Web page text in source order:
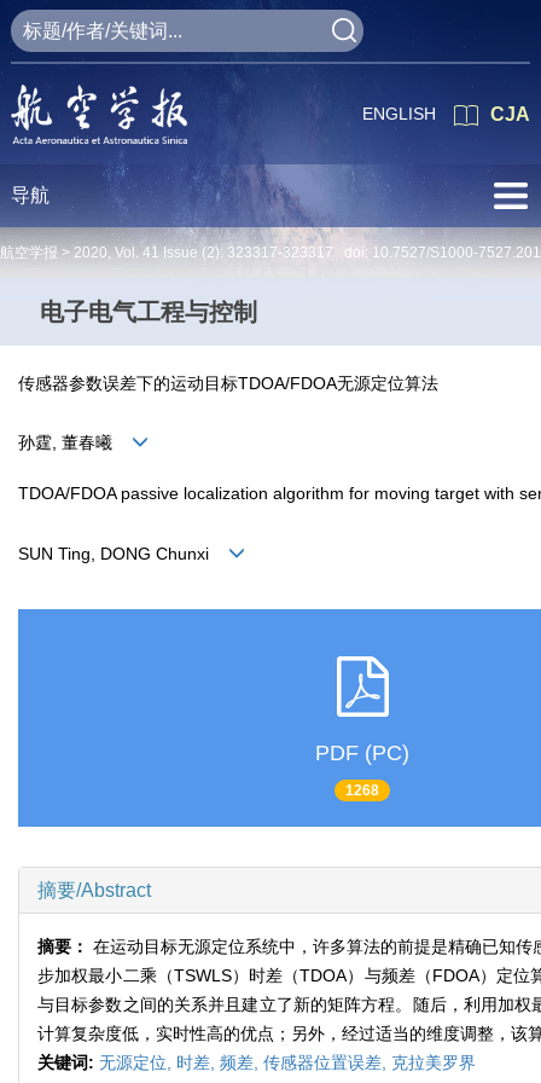
CJA
ENGLISH
导航
航空学报 > 2020, Vol. 41 Issue (2): 323317-323317 doi: 10.7527/S1000-
电子电气工程与控制
传感器参数误差下的运动目标TDOA/FDOA无源定位算法
孙霆, 董春曦
TDOA/FDOA passive localization algorithm for moving target with
SUN Ting, DONG Chunxi
PDF (PC)
1268
摘要/Abstract
摘要： 在运动目标无源定位系统中，许多算法的前提是精确已知
步加权最小二乘（TSWLS）时差（TDOA）与频差（FDOA）定
与目标参数之间的关系并且建立了新的矩阵方程。随后，利用加
计算复杂度低，实时性高的优点；另外，经过适当的维度调整，
关键词: 无源定位, 时差, 频差, 传感器位置误差, 克拉美罗界